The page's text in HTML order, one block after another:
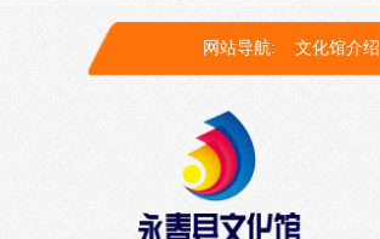
网站导航: 文化馆介绍